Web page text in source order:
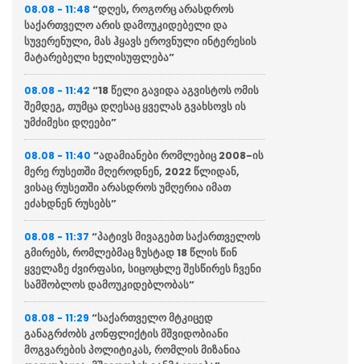
08.08 - 11:48 “დღეს, როგორც არასდროს
საქართველო არის დამოუკიდებელი და
სუვერენული, მას ჰყავს ეროვნული ინტერესის
მატარებელი ხელისუფლება”
08.08 - 11:42 “18 წელი გავიდა აგვისტოს ომის
შემდეგ, თუმცა დღესაც ყველას გვახსოვს ის
უმძიმესი დღეები”
08.08 - 11:40 “ადამიანები რომლებიც 2008-ის
მერე რუსეთში მღეროდნენ, 2022 წლიდან,
ვისაც რუსეთში არასდროს უმღერია იმათ
ეძახდნენ რუსებს”
08.08 - 11:37 “პატივს მივაგებთ საქართველოს
გმირებს, რომლებმაც ზუსტად 18 წლის წინ
ყველაზე ძვირფასი, სიცოცხლე შესწირეს ჩვენი
სამშობლოს დამოუკიდებლობას”
08.08 - 11:29 “საქართველო მტკიცედ
განაგრძობს კონფლიქტის მშვიდობიანი
მოგვარების პოლიტიკას, რომლის მიზანია